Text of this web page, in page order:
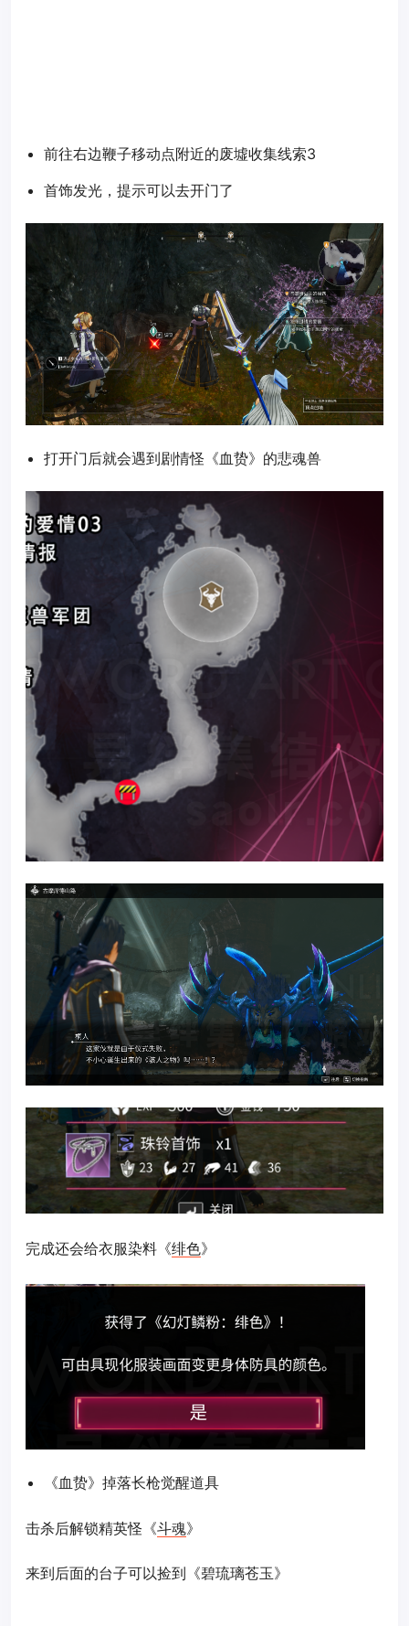
前往右边鞭子移动点附近的废墟收集线索3
首饰发光，提示可以去开门了
打开门后就会遇到剧情怪《血贽》的悲魂兽
完成还会给衣服染料《绯色》
《血贽》掉落长枪觉醒道具
击杀后解锁精英怪《斗魂》
来到后面的台子可以捡到《碧琉璃苍玉》